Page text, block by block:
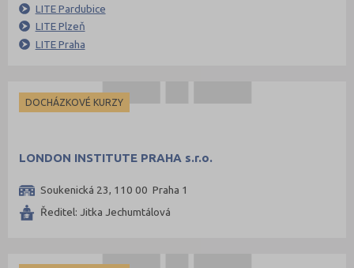
LITE Pardubice
LITE Plzeň
LITE Praha
DOCHÁZKOVÉ KURZY
LONDON INSTITUTE PRAHA s.r.o.
Soukenická 23, 110 00 Praha 1
Ředitel: Jitka Jechumtálová